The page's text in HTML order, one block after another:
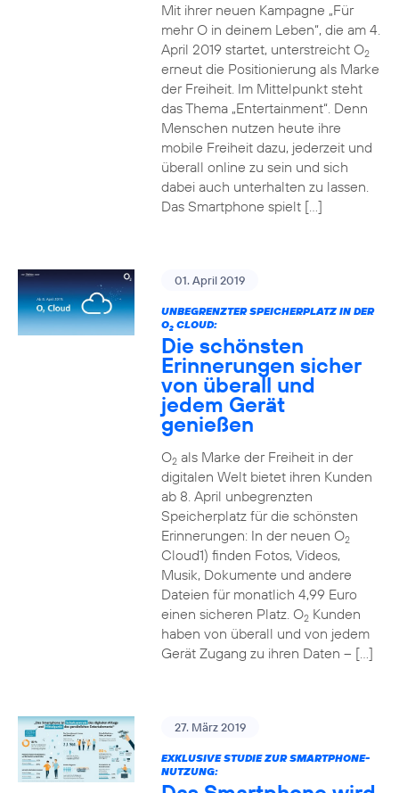
Mit ihrer neuen Kampagne „Für
mehr O in deinem Leben“, die am 4.
April 2019 startet, unterstreicht O2
erneut die Positionierung als Marke
der Freiheit. Im Mittelpunkt steht
das Thema „Entertainment“. Denn
Menschen nutzen heute ihre
mobile Freiheit dazu, jederzeit und
überall online zu sein und sich
dabei auch unterhalten zu lassen.
Das Smartphone spielt […]
01. April 2019
UNBEGRENZTER SPEICHERPLATZ IN DER
O2CLOUD:
Die schönsten
Erinnerungen sicher
von überall und
jedem Gerät
genießen
O2als Marke der Freiheit in der
digitalen Welt bietet ihren Kunden
ab 8. April unbegrenzten
Speicherplatz für die schönsten
Erinnerungen: In der neuen O2
Cloud1) finden Fotos, Videos,
Musik, Dokumente und andere
Dateien für monatlich 4,99 Euro
einen sicheren Platz. O2Kunden
haben von überall und von jedem
Gerät Zugang zu ihren Daten – […]
27. März 2019
EXKLUSIVE STUDIE ZUR SMARTPHONE-
NUTZUNG: